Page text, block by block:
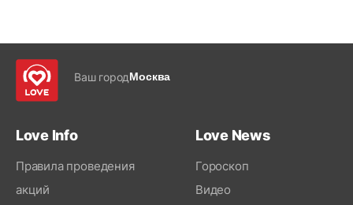
Ваш городМосква
Love Info
Правила проведения
акций
Love News
Гороскоп
Видео